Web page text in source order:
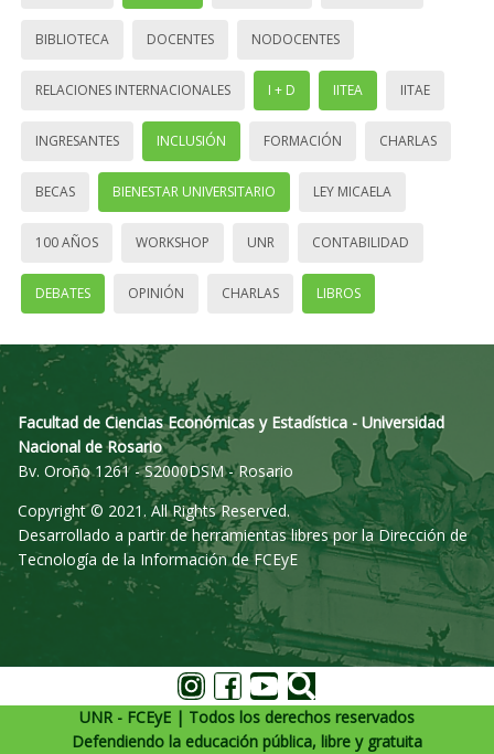
BIBLIOTECA DOCENTES NODOCENTES
RELACIONES INTERNACIONALES I + D IITEA IITAE
INGRESANTES INCLUSIÓN FORMACIÓN CHARLAS
BECAS BIENESTAR UNIVERSITARIO LEY MICAELA
100 AÑOS WORKSHOP UNR CONTABILIDAD
DEBATES OPINIÓN CHARLAS LIBROS
Facultad de Ciencias Económicas y Estadística - Universidad
Nacional de Rosario
Bv. Oroño 1261 - S2000DSM - Rosario
Copyright © 2021. All Rights Reserved.
Desarrollado a partir de herramientas libres por la Dirección de
Tecnología de la Información de FCEyE
UNR - FCEyE | Todos los derechos reservados
Defendiendo la educación pública, libre y gratuita